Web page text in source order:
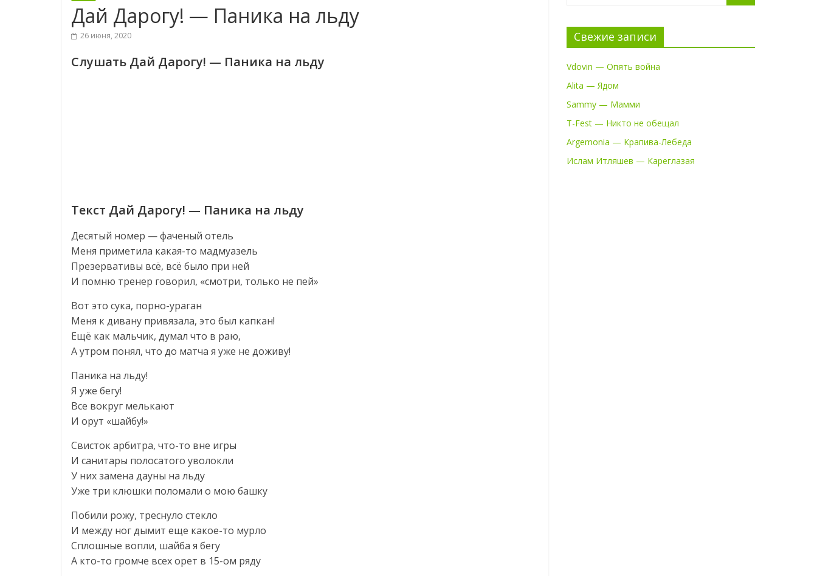
Дай Дарогу! — Паника на льду
26 июня, 2020
Слушать Дай Дарогу! — Паника на льду
Текст Дай Дарогу! — Паника на льду
Десятый номер — фаченый отель
Меня приметила какая-то мадмуазель
Презервативы всё, всё было при ней
И помню тренер говорил, «смотри, только не пей»
Вот это сука, порно-ураган
Меня к дивану привязала, это был капкан!
Ещё как мальчик, думал что в раю,
А утром понял, что до матча я уже не доживу!
Паника на льду!
Я уже бегу!
Все вокруг мелькают
И орут «шайбу!»
Свисток арбитра, что-то вне игры
И санитары полосатого уволокли
У них замена дауны на льду
Уже три клюшки поломали о мою башку
Побили рожу, треснуло стекло
И между ног дымит еще какое-то мурло
Сплошные вопли, шайба я бегу
А кто-то громче всех орет в 15-ом ряду
Свежие записи
Vdovin — Опять война
Alita — Ядом
Sammy — Мамми
T-Fest — Никто не обещал
Argemonia — Крапива-Лебеда
Ислам Итляшев — Кареглазая